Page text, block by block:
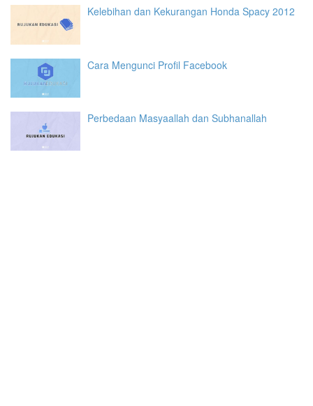
Kelebihan dan Kekurangan Honda Spacy 2012
Cara Mengunci Profil Facebook
Perbedaan Masyaallah dan Subhanallah